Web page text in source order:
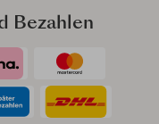
Bezahlen